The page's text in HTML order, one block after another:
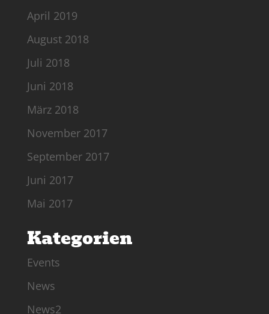
April 2019
August 2018
Juli 2018
Juni 2018
März 2018
November 2017
September 2017
Juni 2017
Mai 2017
Kategorien
Events
News
News2